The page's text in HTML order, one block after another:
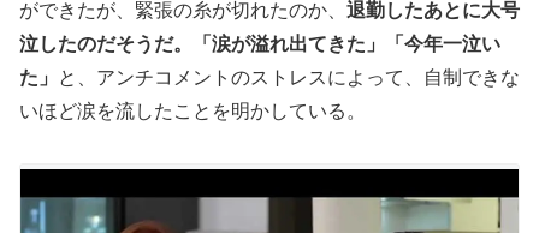
ができたが、緊張の糸が切れたのか、 退勤したあとに大号
泣したのだそうだ。「涙が溢れ出てきた」「今年一泣い
た」
と、アンチコメントのストレスによって、自制できな
いほど涙を流したことを明かしている。